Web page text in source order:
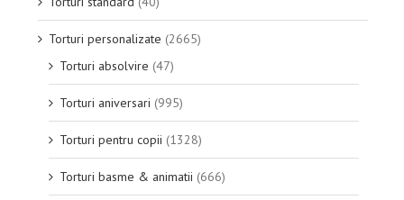
Torturi personalizate (2665)
Torturi absolvire (47)
Torturi aniversari (995)
Torturi pentru copii (1328)
Torturi basme & animatii (666)